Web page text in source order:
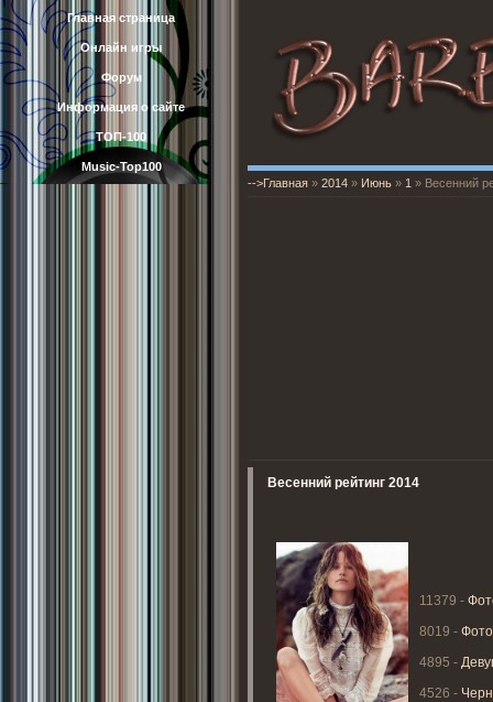
Главная страница
Онлайн игры
Форум
Информация о сайте
ТОП-100
Music-Top100
-->Главная » 2014 » Июнь » 1 » Весенний
Весенний рейтинг 2014
11379 -
8019 -
4895 -
4526 -